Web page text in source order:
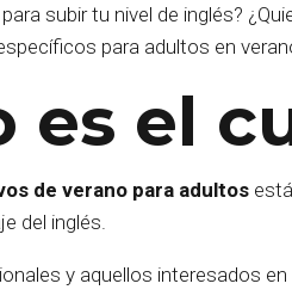
subir tu nivel de inglés?
para adultos en
es el
de verano para adultos
del inglés.
y aquellos interesados